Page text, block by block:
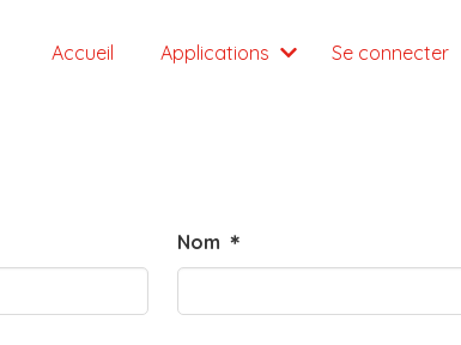
Accueil Applications Se connecter
Nom ＊